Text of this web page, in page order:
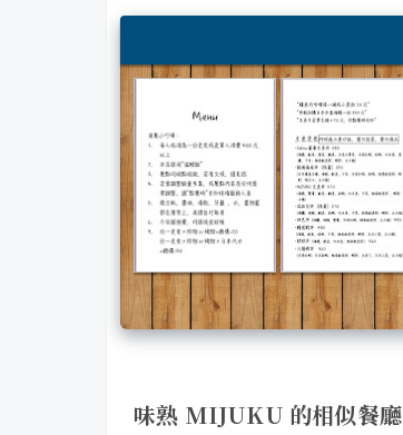
味熟 MIJUKU 的相似餐廳